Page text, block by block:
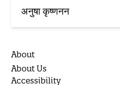
अनुषा कृष्णनन
About
About Us
Accessibility